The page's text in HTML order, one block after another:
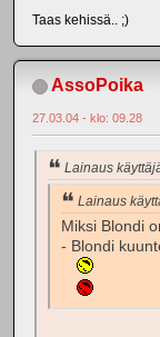
Taas kehissä.. ;)
AssoPoika
27.03.04 - klo: 09.28
Lainaus
Lainaus
Miksi Blondi
- Blondi